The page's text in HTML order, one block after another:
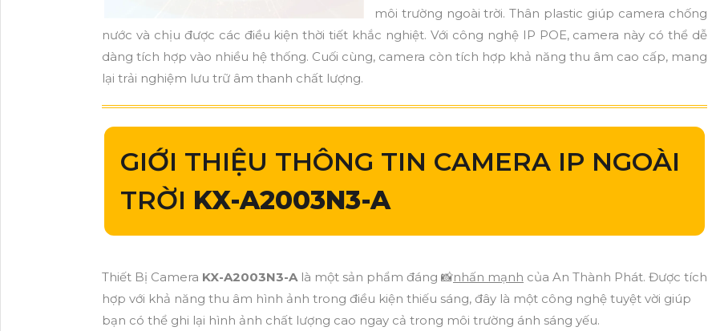
môi trường ngoài trời. Thân plastic giúp camera chống
nước và chịu được các điều kiện thời tiết khắc nghiệt. Với công nghệ IP POE, camera này có thể dễ
dàng tích hợp vào nhiều hệ thống. Cuối cùng, camera còn tích hợp khả năng thu âm cao cấp, mang
lại trải nghiệm lưu trữ âm thanh chất lượng.
GIỚI THIỆU THÔNG TIN CAMERA IP NGOÀI
TRỜI KX-A2003N3-A
Thiết Bị Camera KX-A2003N3-A là một sản phẩm đáng 📸nhấn mạnh của An Thành Phát. Được tích
hợp với khả năng thu âm hình ảnh trong điều kiện thiếu sáng, đây là một công nghệ tuyệt vời giúp
bạn có thể ghi lại hình ảnh chất lượng cao ngay cả trong môi trường ánh sáng yếu.